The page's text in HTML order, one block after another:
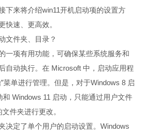
下来将介绍win11开机启动项的设置方
快速、更高效。
文件夹、目录？
一项有用功能，可确保某些系统服务和
自动执行。在 Microsoft 中，启动应用程
菜单进行管理。但是，对于Windows 8 启
和 Windows 11 启动，只能通过用户文件
件夹进行更改。
决定了单个用户的启动设置。Windows